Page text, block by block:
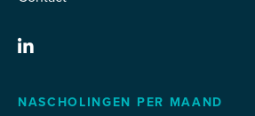
NASCHOLINGEN PER MAAND